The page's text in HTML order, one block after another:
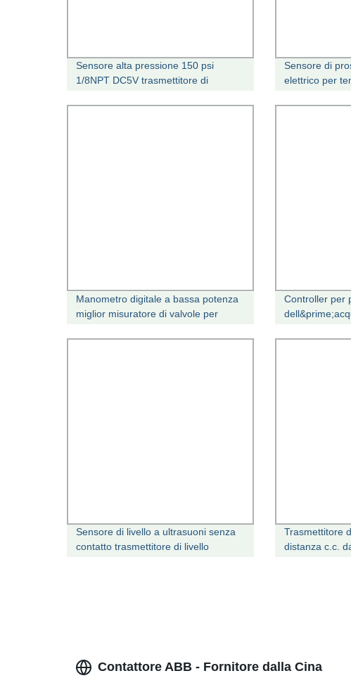
Sensore alta pressione 150 psi
1/8NPT DC5V trasmettitore di
liquido olio
Sensore di
elettrico per
Manometro digitale a bassa potenza
miglior misuratore di valvole per
Controller per
wireless
Sensore di livello a ultrasuoni senza
contatto trasmettitore di livello
Trasmettitore
distanza c.c.
Contattore ABB - Fornitore dalla Cina